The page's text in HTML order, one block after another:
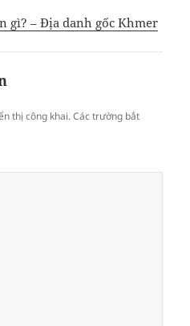
gì? – Địa danh gốc Khmer
thị công khai. Các trường bắt